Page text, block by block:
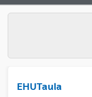
EHUTaula